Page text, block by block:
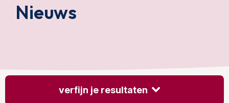
Nieuws
verfijn je resultaten